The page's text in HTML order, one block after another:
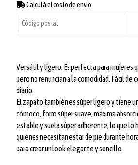
Calculá el costo de envío
Versátil y ligero. Es perfecta para mujeres
pero no renuncian a la comodidad. Fácil de
diario.
El zapato también es súper ligero y tiene
cómodo, forro súper suave, máxima
estable y suela súper adherente, lo que lo
quienes necesitan estar de pie durante
para crear un look elegante y sencillo.